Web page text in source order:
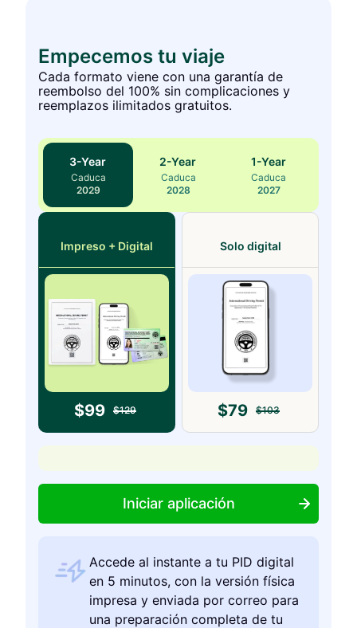
Empecemos tu viaje
Cada formato viene con una garantía de
reembolso del 100% sin complicaciones y
reemplazos ilimitados gratuitos.
3-Year
Caduca
2029
2-Year
Caduca
2028
1-Year
Caduca
2027
Impreso + Digital
$99 $129
Solo digital
$79 $103
Iniciar aplicación
Accede al instante a tu PID digital
en 5 minutos, con la versión física
impresa y enviada por correo para
una preparación completa de tu